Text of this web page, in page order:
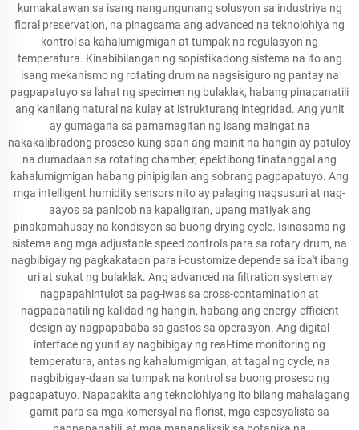
kumakatawan sa isang nangungunang solusyon sa industriya ng
floral preservation, na pinagsama ang advanced na teknolohiya ng
kontrol sa kahalumigmigan at tumpak na regulasyon ng
temperatura. Kinabibilangan ng sopistikadong sistema na ito ang
isang mekanismo ng rotating drum na nagsisiguro ng pantay na
pagpapatuyo sa lahat ng specimen ng bulaklak, habang pinapanatili
ang kanilang natural na kulay at istrukturang integridad. Ang yunit
ay gumagana sa pamamagitan ng isang maingat na
nakakalibradong proseso kung saan ang mainit na hangin ay patuloy
na dumadaan sa rotating chamber, epektibong tinatanggal ang
kahalumigmigan habang pinipigilan ang sobrang pagpapatuyo. Ang
mga intelligent humidity sensors nito ay palaging nagsusuri at nag-
aayos sa panloob na kapaligiran, upang matiyak ang
pinakamahusay na kondisyon sa buong drying cycle. Isinasama ng
sistema ang mga adjustable speed controls para sa rotary drum, na
nagbibigay ng pagkakataon para i-customize depende sa iba't ibang
uri at sukat ng bulaklak. Ang advanced na filtration system ay
nagpapahintulot sa pag-iwas sa cross-contamination at
nagpapanatili ng kalidad ng hangin, habang ang energy-efficient
design ay nagpapababa sa gastos sa operasyon. Ang digital
interface ng yunit ay nagbibigay ng real-time monitoring ng
temperatura, antas ng kahalumigmigan, at tagal ng cycle, na
nagbibigay-daan sa tumpak na kontrol sa buong proseso ng
pagpapatuyo. Napapakita ang teknolohiyang ito bilang mahalagang
gamit para sa mga komersyal na florist, mga espesyalista sa